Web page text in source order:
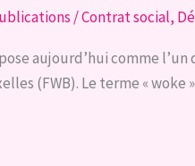
/Contrat social,
aujourd’hui comme
(FWB). Le terme «